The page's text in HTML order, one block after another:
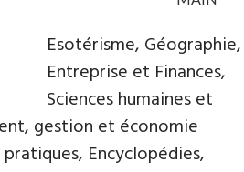
Esotérisme, Géographie,
Entreprise et Finances,
Sciences humaines et
gestion et économie
Encyclopédies,